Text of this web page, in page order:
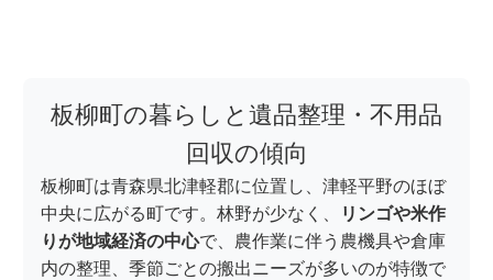
板柳町の暮らしと遺品整理・不用品
回収の傾向
板柳町は青森県北津軽郡に位置し、津軽平野のほぼ
中央に広がる町です。林野が少なく、
リンゴや米作
りが地域経済の中心で、農作業に伴う農機具や倉庫
内の整理、季節ごとの搬出ニーズが多いのが特徴で